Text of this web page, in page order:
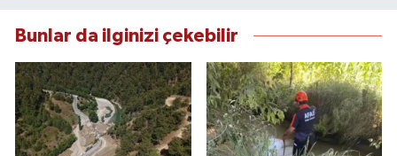
Bunlar da ilginizi çekebilir